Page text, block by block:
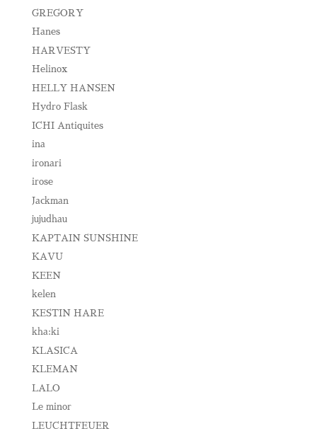
GREGORY
Hanes
HARVESTY
Helinox
HELLY HANSEN
Hydro Flask
ICHI Antiquites
ina
ironari
irose
Jackman
jujudhau
KAPTAIN SUNSHINE
KAVU
KEEN
kelen
KESTIN HARE
kha:ki
KLASICA
KLEMAN
LALO
Le minor
LEUCHTFEUER